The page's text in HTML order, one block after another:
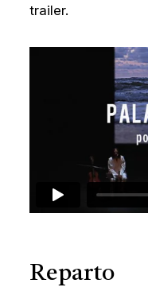
trailer.
Reparto